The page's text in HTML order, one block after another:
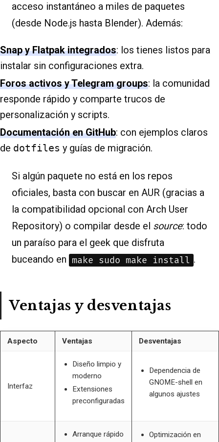
acceso instantáneo a miles de paquetes
(desde Node.js hasta Blender). Además:
Snap y Flatpak integrados: los tienes listos para
instalar sin configuraciones extra.
Foros activos y Telegram groups: la comunidad
responde rápido y comparte trucos de
personalización y scripts.
Documentación en GitHub: con ejemplos claros
de dotfiles y guías de migración.
Si algún paquete no está en los repos
oficiales, basta con buscar en AUR (gracias a
la compatibilidad opcional con Arch User
Repository) o compilar desde el source: todo
un paraíso para el geek que disfruta
buceando en make sudo make install .
Ventajas y desventajas
Aspecto Ventajas Desventajas
Interfaz
Diseño limpio y
moderno
Extensiones
preconfiguradas
Dependencia de
GNOME-shell en
algunos ajustes
Arranque rápido Optimización en